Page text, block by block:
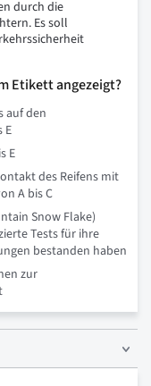
durch die
Es soll
Etikett angezeigt?
auf den
E
E
des Reifens mit
A bis C
Snow Flake)
Tests für ihre
bestanden haben
zur